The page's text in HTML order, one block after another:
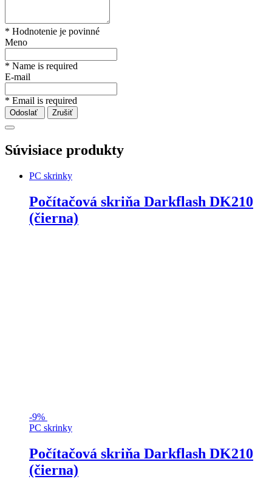
* Hodnotenie je povinné
Meno
* Name is required
E-mail
* Email is required
Odoslať Zrušiť
Súvisiace produkty
PC skrinky
Počítačová skriňa Darkflash DK210
(čierna)
-9%
PC skrinky
Počítačová skriňa Darkflash DK210
(čierna)